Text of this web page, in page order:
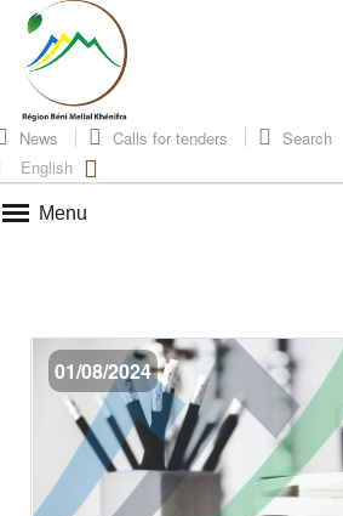
News Calls for tenders Search
English
Menu
01/08/2024